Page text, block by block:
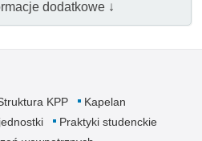
dodatkowe ↓
KPP
Kapelan
Praktyki studenckie